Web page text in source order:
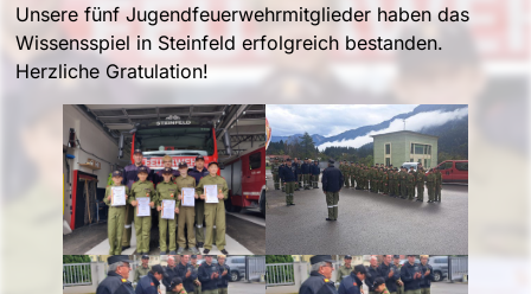
Unsere fünf Jugendfeuerwehrmitglieder haben das
Wissensspiel in Steinfeld erfolgreich bestanden.
Herzliche Gratulation!